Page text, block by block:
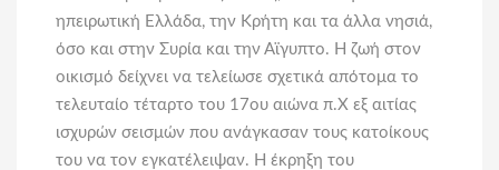
ηπειρωτική Ελλάδα, την Κρήτη και τα άλλα νησιά,
όσο και στην Συρία και την Αϊγυπτο. Η ζωή στον
οικισμό δείχνει να τελείωσε σχετικά απότομα το
τελευταίο τέταρτο του 17ου αιώνα π.Χ εξ αιτίας
ισχυρών σεισμών που ανάγκασαν τους κατοίκους
του να τον εγκατέλειψαν. Η έκρηξη του